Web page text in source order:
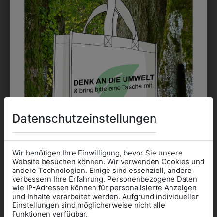
EMBLEM
Kann gestickt oder bedruckt werden. Sehr vielseitig
einsetzbar und beim Sticken wieder ab 1 Stück
möglich.
DRUCK
Perfekt für große Logos und für kleine Details, jedoch
möglich. Waschbar bis zu 60°C.
DAS KÖNNTE IHNEN
Datenschutzeinstellungen
Wir benötigen Ihre Einwilligung, bevor Sie unsere
Website besuchen können. Wir verwenden Cookies und
andere Technologien. Einige sind essenziell, andere
verbessern Ihre Erfahrung. Personenbezogene Daten
wie IP-Adressen können für personalisierte Anzeigen
und Inhalte verarbeitet werden. Aufgrund individueller
Einstellungen sind möglicherweise nicht alle
Funktionen verfügbar.
Informationen wenn Sie
Kleidung